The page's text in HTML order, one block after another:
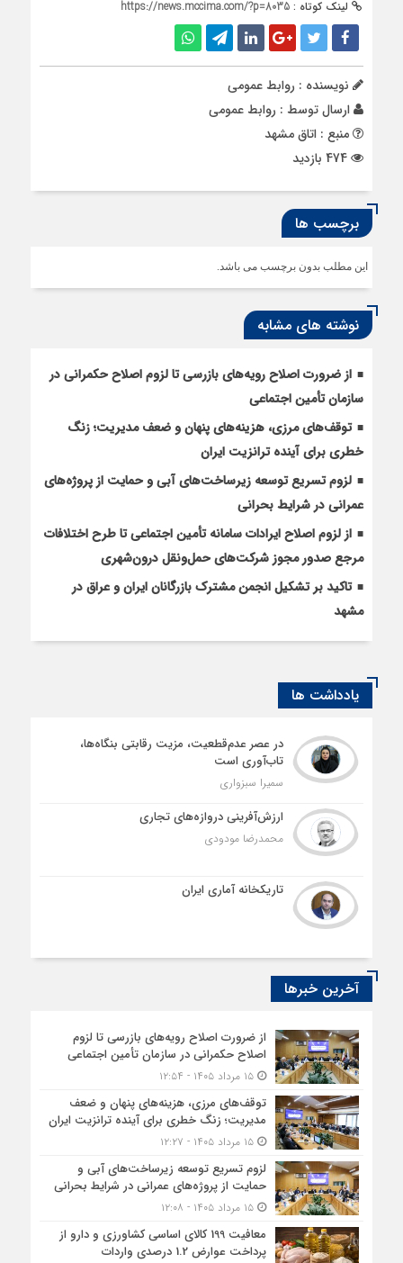
لینک کوتاه : https://news.mccima.com/?p=8035
نویسنده : روابط عمومی
ارسال توسط : روابط عمومی
منبع : اتاق مشهد
برچسب ها
این مطلب بدون برچسب می باشد.
نوشته های مشابه
از ضرورت اصلاح رویه‌های بازرسی تا لزوم اصلاح حکمرانی در
سازمان تأمین اجتماعی
توقف‌های مرزی، هزینه‌های پنهان و ضعف مدیریت؛ زنگ
خطری برای آینده ترانزیت ایران
لزوم تسریع توسعه زیرساخت‌های آبی و حمایت از پروژه‌های
عمرانی در شرایط بحرانی
از لزوم اصلاح ایرادات سامانه تأمین اجتماعی تا طرح اختلافات
مرجع صدور مجوز شرکت‌های حمل‌ونقل درون‌شهری
تاکید بر تشکیل انجمن مشترک بازرگانان ایران و عراق در
مشهد
یادداشت ها
در عصر عدم‌قطعیت، مزیت رقابتی بنگاه‌ها،
تاب‌آوری است
سمیرا سبزواری
ارزش‌آفرینی دروازه‌های تجاری
محمدرضا مودودی
تاریکخانه آماری ایران
آخرین خبرها
از ضرورت اصلاح رویه‌های بازرسی تا لزوم
اصلاح حکمرانی در سازمان تأمین اجتماعی
۱۵ مرداد ۱۴۰۵ - ۱۲:۵۴
توقف‌های مرزی، هزینه‌های پنهان و ضعف
مدیریت؛ زنگ خطری برای آینده ترانزیت ایران
۱۵ مرداد ۱۴۰۵ - ۱۲:۲۷
لزوم تسریع توسعه زیرساخت‌های آبی و
حمایت از پروژه‌های عمرانی در شرایط بحرانی
۱۵ مرداد ۱۴۰۵ - ۱۲:۰۸
معافیت 199 کالای اساسی کشاورزی و دارو از
پرداخت عوارض 1.2 درصدی واردات